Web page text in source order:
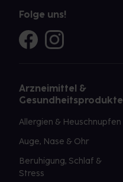
Folge uns!
Arzneimittel &
Gesundheitsprodukte
Allergien & Heuschnupfen
Auge, Nase & Ohr
Beruhigung, Schlaf &
Stress